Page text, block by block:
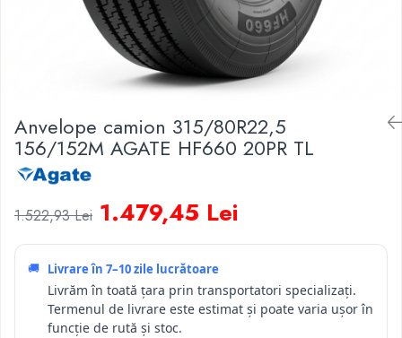
Anvelope camion 315/80R22,5
156/152M AGATE HF660 20PR TL
1.522,93 Lei 1.479,45 Lei
🚚 Livrare în 7–10 zile lucrătoare
Livrăm în toată țara prin transportatori specializați.
Termenul de livrare este estimat și poate varia ușor în
funcție de rută și stoc.